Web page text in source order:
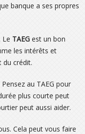
banque a ses propres
Le TAEGest un bon
les intérêts et
du crédit.
au TAEG pour
plus courte peut
peut aussi aider.
Cela peut vous faire